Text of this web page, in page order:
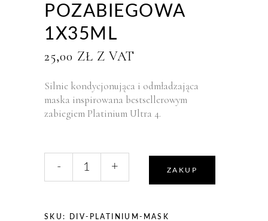
POZABIEGOWA
1X35ML
25,00 ZŁ Z VAT
Silnie kondycjonująca i odmładzająca
maska inspirowana bestsellerowym
zabiegiem Platinium Ultra 4.
ULTRA
- + ZAKUP
SKU: DIV-PLATINIUM-MASK